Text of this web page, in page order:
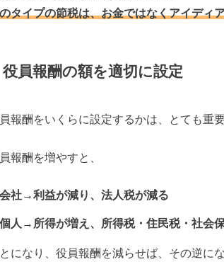
タイプの節税は、お金ではなくアイディ
役員報酬の額を適切に設定
報酬をいくらに設定するかは、とても重要
報酬を増やすと、
会社→利益が減り、法人税が減る
個人→所得が増え、所得税・住民税・社会
になり、役員報酬を減らせば、その逆にな